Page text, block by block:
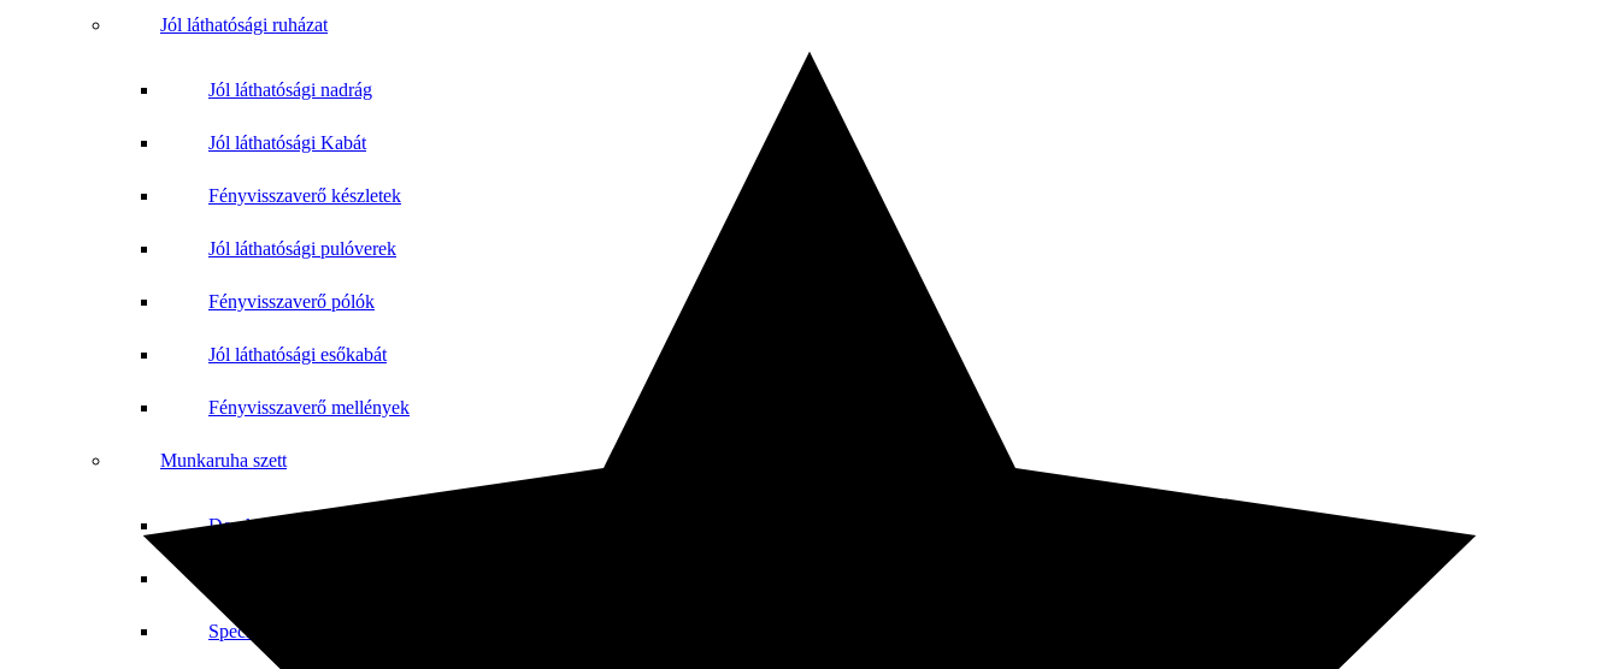
Jól láthatósági ruházat
Jól láthatósági nadrág
Jól láthatósági Kabát
Fényvisszaverő készletek
Jól láthatósági pulóverek
Fényvisszaverő pólók
Jól láthatósági esőkabát
Fényvisszaverő mellények
Munkaruha szett
Derekas szett
Speciális szett